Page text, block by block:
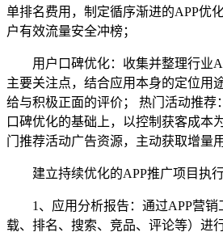
单排名费用，制定循序渐进的APP优
户有效流量安全冲榜；
用户口碑优化：收集并整理行业
主要关注点，结合应用本身的定位用
给与积极正面的评价； 热门活动推荐
口碑优化的基础上，以控制获客成本
门推荐活动广告资源，主动获取增量用
建立持续优化的APP推广项目执
1、应用分析报告：通过APP营
载、排名、搜索、竞品、评论等）进